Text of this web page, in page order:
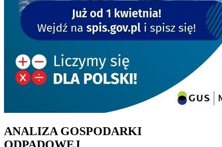
ANALIZA GOSPODARKI